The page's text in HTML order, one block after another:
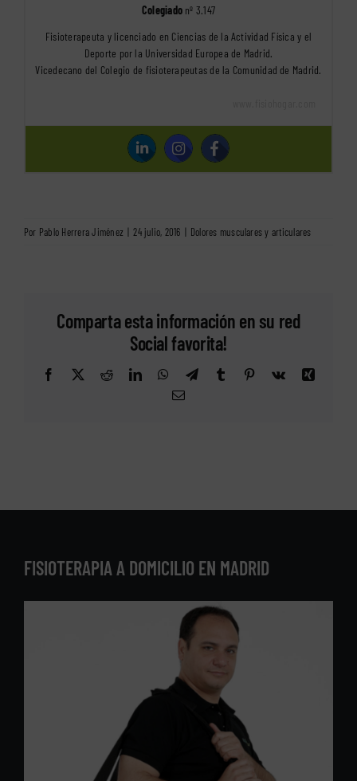
Colegiado nº 3.147
Fisioterapeuta y licenciado en Ciencias de la Actividad Física y el
Deporte por la Universidad Europea de Madrid.
Vicedecano del Colegio de fisioterapeutas de la Comunidad de Madrid.
Por Pablo Herrera Jiménez 24 julio, 2016 Dolores musculares y articulares
Comparta esta información en su red
Social favorita!
Facebook
X RedditLinkedInWhatsApp
TelegramTumblr Pinterest
Vk
Correo
FISIOTERAPIA A DOMICILIO EN MADRID